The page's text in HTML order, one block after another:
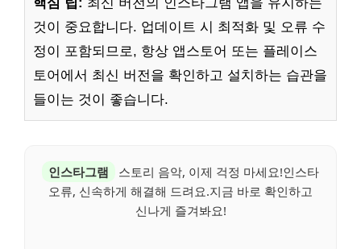
핵심 팁: 최신 버전의 인스타그램 앱을 유지하는
것이 중요합니다. 업데이트 시 최적화 및 오류 수
정이 포함되므로, 항상 앱스토어 또는 플레이스
토어에서 최신 버전을 확인하고 설치하는 습관을
들이는 것이 좋습니다.
인스타그램
스토리 음악, 이제 걱정 마세요!인스타
오류, 신속하게 해결해 드려요.지금 바로 확인하고
신나게 즐겨봐요!